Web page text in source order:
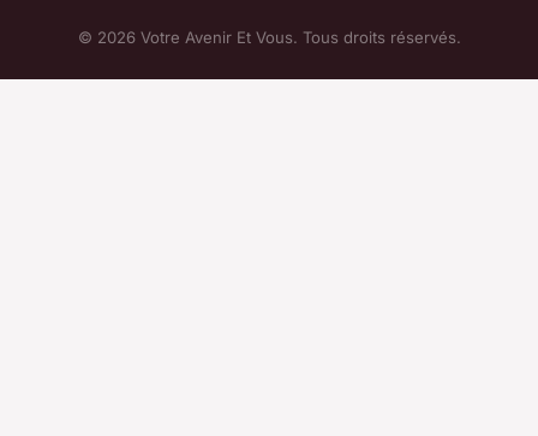
© 2026 Votre Avenir Et Vous. Tous droits réservés.